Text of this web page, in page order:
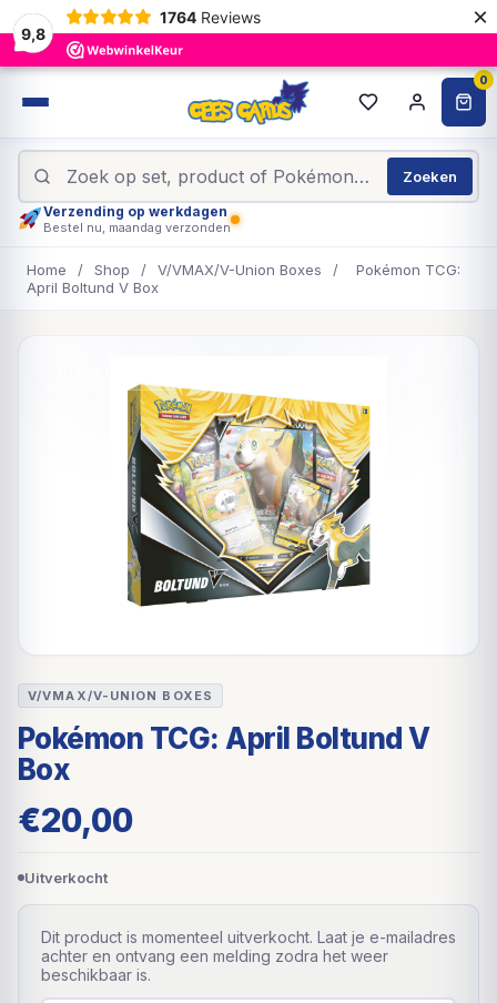
9,8
1764 Reviews ×
0
Zoeken
Verzending op werkdagen
Bestel nu, maandag verzonden
Home / Shop / V/VMAX/V-Union Boxes /
Pokémon TCG:
April Boltund V Box
V/VMAX/V-UNION BOXES
Pokémon TCG: April Boltund V
Box
€20,00
Uitverkocht
Dit product is momenteel uitverkocht. Laat je e-mailadres
achter en ontvang een melding zodra het weer
beschikbaar is.